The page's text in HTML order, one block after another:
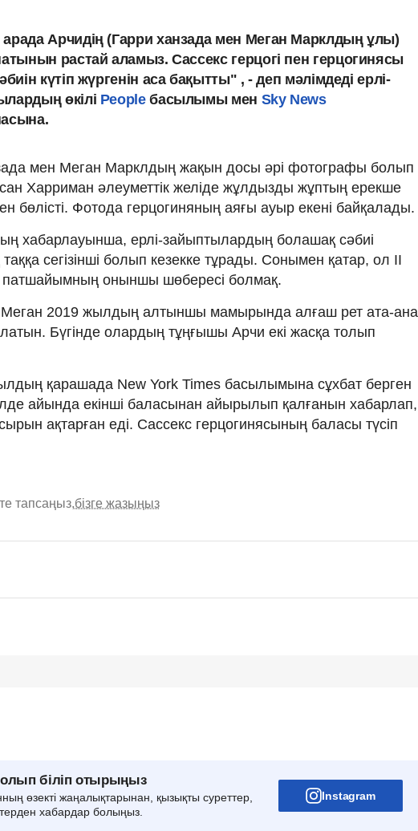
Арчидің (Гарри ханзада мен Меган Марклдың ұлы)
растай аламыз. Сассекс герцогі пен герцогинясы
күтіп жүргенін аса бақытты" , - деп мәлімдеді ерлі-
өкілі Peopleбасылымы мен Sky News
мен Меган Марклдың жақын досы әрі фотографы болып
Харриман әлеуметтік желіде жұлдызды жұптың ерекше
бөлісті. Фотода герцогиняның аяғы ауыр екені байқалады.
хабарлауынша, ерлі-зайыптылардың болашақ сәбиі
сегізінші болып кезекке тұрады. Сонымен қатар, ол II
патшайымның оныншы шөбересі болмақ.
2019 жылдың алтыншы мамырында алғаш рет ата-ана
Бүгінде олардың тұңғышы Арчи екі жасқа толып
қарашада New York Times басылымына сұхбат берген
айында екінші баласынан айырылып қалғанын хабарлап,
ақтарған еді. Сассекс герцогинясының баласы түсіп
тапсаңыз,бізге жазыңыз
біліп отырыңыз
өзекті жаңалықтарынан, қызықты суреттер,
хабардар болыңыз.
Instagram